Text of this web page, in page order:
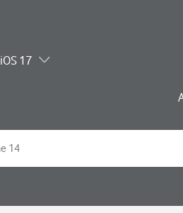
iOS 17